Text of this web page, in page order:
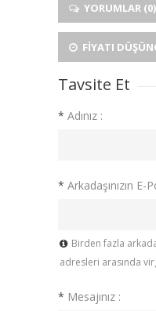
YORUMLAR (0)
FIYATI
Tavsite Et
* Adınız :
* Arkadaşınızın E-
Birden fazla
adresleri arasında
* Mesajınız :